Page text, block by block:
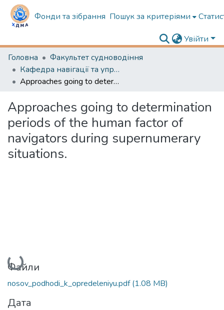
Фонди та зібрання Пошук за критеріями
Увійти
Головна
Факультет судноводіння
Кафедра навігації та управління судном
Approaches going to determination periods of the human factor of navigators during supernumerary situations.
Approaches going to determination
periods of the human factor of
navigators during supernumerary
situations.
Вантажиться...
Файли
nosov_podhodi_k_opredeleniyu.pdf(1.08 MB)
Дата